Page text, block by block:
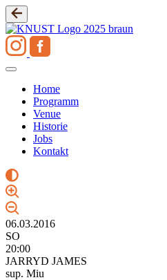
Zum
Inhalt
springen
Home
Programm
Venue
Historie
Jobs
Kontakt
06.03.2016
SO
20:00
JARRYD JAMES
sup. Miu